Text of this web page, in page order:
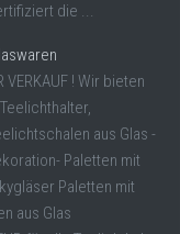
die ...
VERKAUF ! Wir bieten
aus Glas -
Paletten mit
Paletten mit
aus Glas